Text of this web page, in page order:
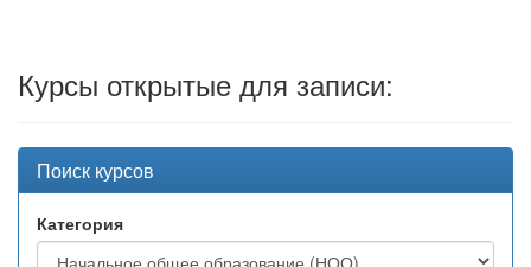
Курсы открытые для записи:
Поиск курсов
Категория